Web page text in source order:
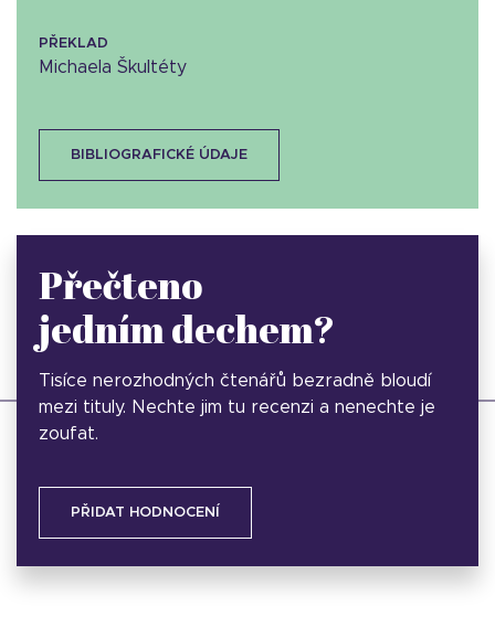
PŘEKLAD
Michaela Škultéty
BIBLIOGRAFICKÉ ÚDAJE
Přečteno
jedním dechem?
Tisíce nerozhodných čtenářů bezradně bloudí
mezi tituly. Nechte jim tu recenzi a nenechte je
zoufat.
PŘIDAT HODNOCENÍ